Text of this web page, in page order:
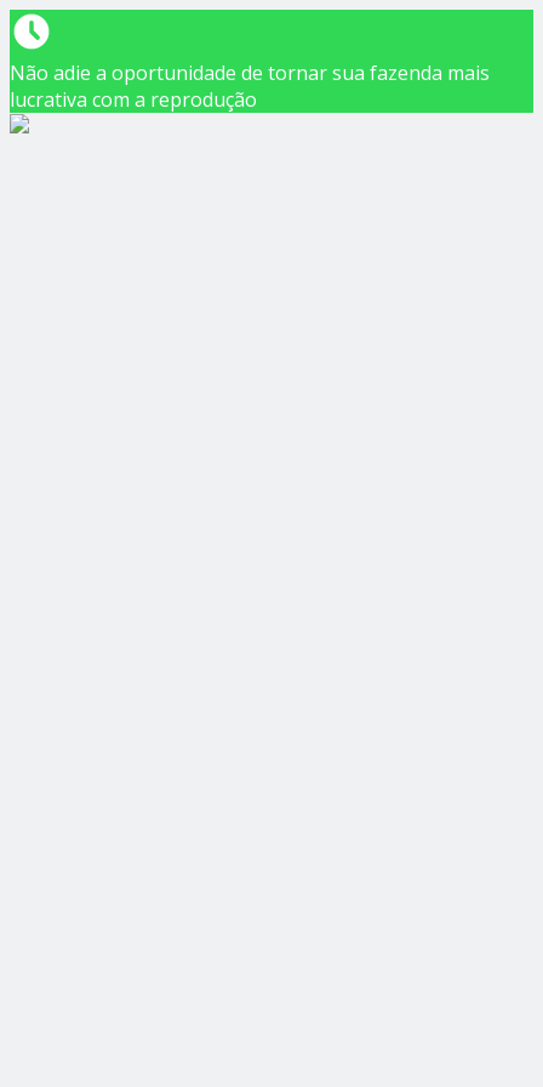
Não adie a oportunidade de tornar sua fazenda mais
lucrativa com a reprodução